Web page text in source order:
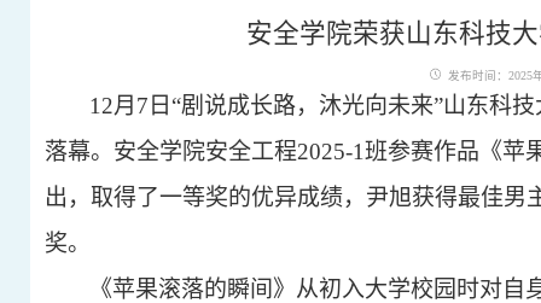
安全学院荣获山东科技
发布时间：2025
12月7日“剧说成长路，沐光向未来”山东科
落幕。安全学院安全工程2025-1班参赛作品《
出，取得了一等奖的优异成绩，尹旭获得最佳
奖。
《苹果滚落的瞬间》从初入大学校园时对